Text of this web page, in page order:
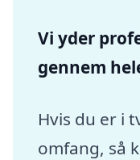
Vi yder
gennem
Hvis du er i
omfang, så